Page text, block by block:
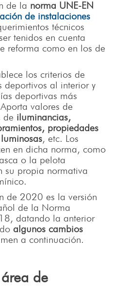
de la norma UNE-EN
de instalaciones
técnicos
tenidos en cuenta
reforma como en los de
los criterios de
deportivos al interior y
deportivas más
valores de
de iluminancias,
propiedades
, etc. Los
en dicha norma, como
o la pelota
su propia normativa
de 2020 es la versión
de la Norma
datando la anterior
algunos cambios
a continuación.
de